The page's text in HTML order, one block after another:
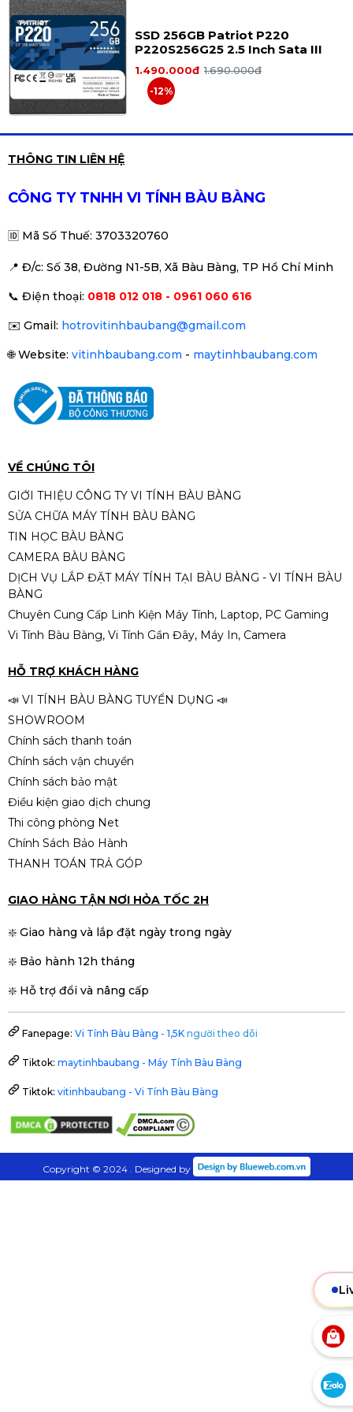
📦Tình trạng:NEW
✔ SSD mới
✔ Lắp đặt nhanh chóng
✔ Tương thích nhiều dòng PC và Laptop
✅HIKSEMI City E1000 256GB là lựa chọn SSD
NVMe giá tốt giúp nâng cấp tốc độ máy tính
nhanh và ổn định.
SSD 256GB Patriot P220
P220S256G25 2.5 Inch Sata III
1.490.000đ 1.690.000đ
-12%
1.990.000đ 2.150.000đ
XStar 2.5 inches SATA III
Ổ cứng SSD Kingston NV1 250GB
(M.2 NVMe Gen3 x4 |
PCIe Gen4 x4 MZ-VL21T00 QSD
THÔNG TIN LIÊN HỆ
CÔNG TY TNHH VI TÍNH BÀU BÀNG
🆔 Mã Số Thuế: 3703320760
📍 Đ/c: Số 38, Đường N1-5B, Xã Bàu Bàng, TP Hồ Chí Minh
📞 Điện thoại: 0818 012 018 - 0961 060 616
✉️ Gmail: hotrovitinhbaubang@gmail.com
🌐Website: vitinhbaubang.com - maytinhbaubang.com
VỀ CHÚNG TÔI
GIỚI THIỆU CÔNG TY VI TÍNH BÀU BÀNG
SỬA CHỮA MÁY TÍNH BÀU BÀNG
TIN HỌC BÀU BÀNG
CAMERA BÀU BÀNG
DỊCH VỤ LẮP ĐẶT MÁY TÍNH TẠI BÀU BÀNG - VI TÍNH BÀU
BÀNG
Chuyên Cung Cấp Linh Kiện Máy Tính, Laptop, PC Gaming
Vi Tính Bàu Bàng, Vi Tính Gần Đây, Máy In, Camera
HỖ TRỢ KHÁCH HÀNG
📣 VI TÍNH BÀU BÀNG TUYỂN DỤNG 📣
SHOWROOM
Chính sách thanh toán
Chính sách vận chuyển
Chính sách bảo mật
Điều kiện giao dịch chung
Thi công phòng Net
Chính Sách Bảo Hành
THANH TOÁN TRẢ GÓP
GIAO HÀNG TẬN NƠI HỎA TỐC 2H
❇️ Giao hàng và lắp đặt ngày trong ngày
❇️ Bảo hành 12h tháng
❇️ Hỗ trợ đổi và nâng cấp
Fanepage: Vi Tính Bàu Bàng - 1,5K người theo dõi
Tiktok: maytinhbaubang - Máy Tính Bàu Bàng
Tiktok: vitinhbaubang - Vi Tính Bàu Bàng
Copyright © 2024 . Designed by